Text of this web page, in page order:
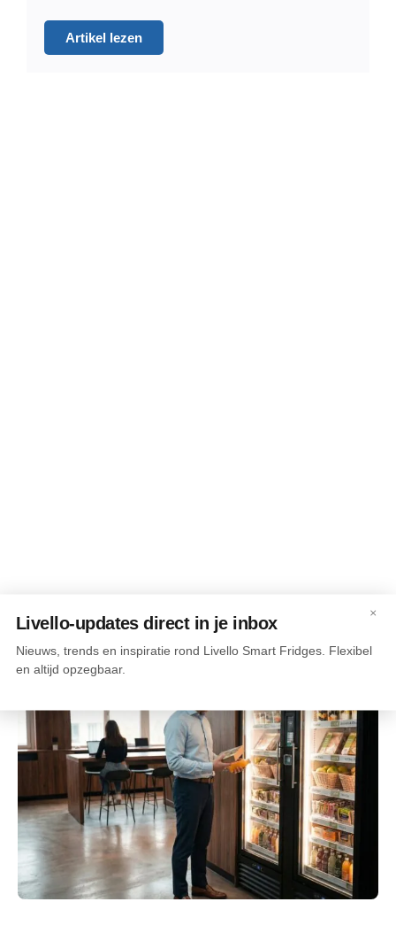
Artikel lezen
×
Livello-updates direct in je inbox
Nieuws, trends en inspiratie rond Livello Smart Fridges. Flexibel
en altijd opzegbaar.